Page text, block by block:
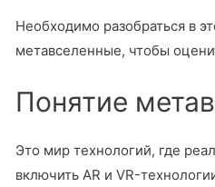
Необходимо разобраться в
метавселенные, чтобы
Понятие
Это мир технологий, где
включить AR и VR-